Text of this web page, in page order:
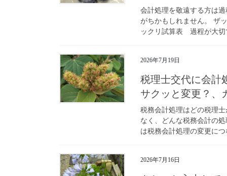
会計処理を敬遠する方は
がちかもしれません。 ザ
ックリ試算表 過程が大
2026年7月19日
税理士交代に会計
サクッと変更？、
税務会計処理はどの税理
なく、どんな税務会計の
は税務会計処理の変更に
2026年7月16日